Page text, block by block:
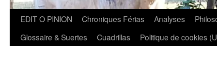
Aller
EDIT O PINION Chroniques Férias Analyses
Glossaire & Suertes
Cuadrillas Politique de cookies